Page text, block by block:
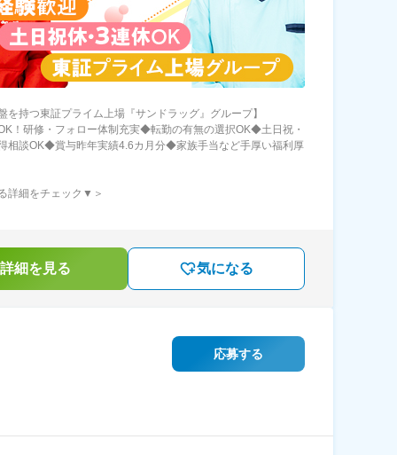
を持つ東証プライム上場『サンドラッグ』グループ】
！研修・フォロー体制充実◆転勤の有無の選択OK◆土日祝・
相談OK◆賞与昨年実績4.6カ月分◆家族手当など手厚い福利厚
詳細をチェック▼＞
細を見る 気になる
応募する